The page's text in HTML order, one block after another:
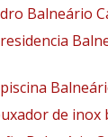
Balneário
de inox